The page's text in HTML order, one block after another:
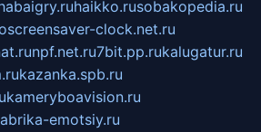
haikko.rusobakopedia.ru
screensaver-clock.net.ru
npf.net.ru7bit.pp.rukalugatur.ru
kazanka.spb.ru
kameryboavision.ru
emotsiy.ru